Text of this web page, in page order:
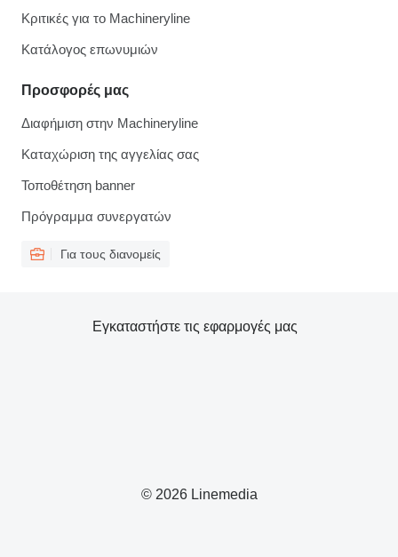
Κριτικές για το Machineryline
Κατάλογος επωνυμιών
Προσφορές μας
Διαφήμιση στην Machineryline
Καταχώριση της αγγελίας σας
Τοποθέτηση banner
Πρόγραμμα συνεργατών
Για τους διανομείς
© 2026 Linemedia
Εγκαταστήστε τις εφαρμογές μας